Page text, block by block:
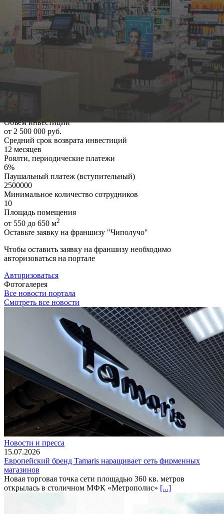
Основная информация
Компания
Чиполучо
Категория франшиз
Кафе, ресторан
Год запуска
Кол-во франшизных предприятий
Кол-во собственных предприятий
Подробные условия сотрудничества
Объем инвестиций
от 2 500 000 руб.
Средний срок возврата инвестиций
12 месяцев
Роялти, периодические платежи
6%
Паушальный платеж (вступительный)
2500000
Минимальное количество сотрудников
10
Площадь помещения
от 550 до 650 м2
Оставьте заявку на франшизу "Чиполучо"
Чтобы оставить заявку на франшизу необходимо
авторизоваться на портале
Авторизоваться
Фотогалерея
Все новости портала
Смотреть все новости
Новости и пресса
15.07.2026
Европейский бренд Tamaris наращивает сеть фирменных
магазинов
Новая торговая точка сети площадью 360 кв. метров
открылась в столичном МФК «Метрополис» [...]